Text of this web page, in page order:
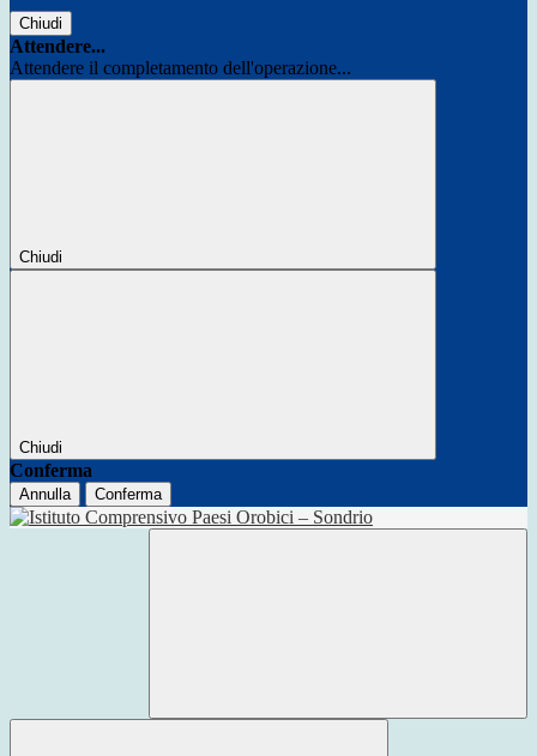
Chiudi
Attendere...
Attendere il completamento dell'operazione...
Chiudi
Chiudi
Conferma
Annulla Conferma